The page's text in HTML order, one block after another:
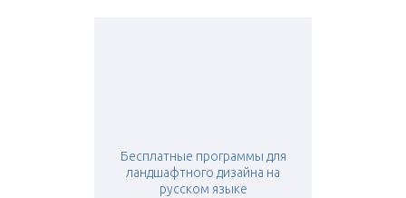
Бесплатные программы для
ландшафтного дизайна на
русском языке